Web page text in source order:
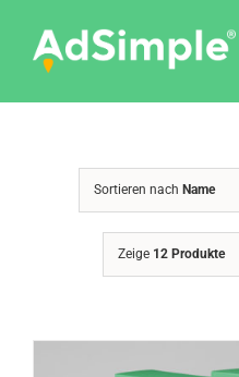
content
Pressemitteilungen
Shop
Sortieren nach Name
Zeige 12 Produkte